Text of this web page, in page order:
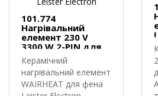
101.774
Нагрівальний
елемент 230 V
3300 W 2-PIN для
зварювального
фена Leister
Electron
Керамічний
нагрівальний елемент
WAIRHEAT для фена